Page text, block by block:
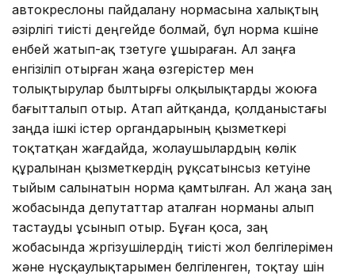
автокреслоны пайдалану нормасына халықтың
әзірлігі тиісті деңгейде болмай, бұл норма күшіне
енбей жатып-ақ түзетуге ұшыраған. Ал заңға
енгізіліп отырған жаңа өзгерістер мен
толықтырулар былтырғы олқылықтарды жоюға
бағытталып отыр. Атап айтқанда, қолданыстағы
заңда ішкі істер органдарының қызметкері
тоқтатқан жағдайда, жолаушылардың көлік
құралынан қызметкердің рұқсатынсыз кетуіне
тыйым салынатын норма қамтылған. Ал жаңа заң
жобасында депутаттар аталған норманы алып
тастауды ұсынып отыр. Бұған қоса, заң
жобасында жүргізушілердің тиісті жол белгілерімен
және нұсқаулықтарымен белгіленген, тоқтау үшін